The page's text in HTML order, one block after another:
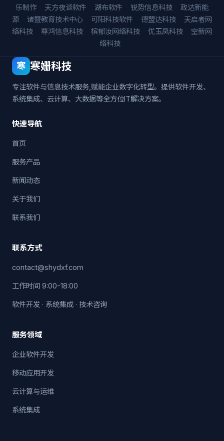
乐制作
天方夜谈软件 湖布软件 锐势信息科技
政达新能
源
诸暨教育技术中心 可阳科技软件 德盟达科技
天启者网
络科技
尊鸿信息科技 槟郁汝网络科技 优玉凤科技
空新网
络科技
寒 寒姗科技
专注软件与信息技术服务,赋能企业数字化转型。提供软件开发、
系统集成、云计算、大数据等全方位IT解决方案。
快速导航
首页
服务产品
新闻动态
关于我们
联系我们
联系方式
contact@shydxf.com
工作时间 9:00-18:00
软件开发 · 系统集成 · 技术咨询
服务领域
企业软件开发
移动应用开发
云计算与运维
系统集成